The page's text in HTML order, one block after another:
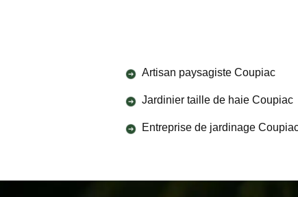
Artisan paysagiste Coupiac
Jardinier taille de haie Coupiac
Entreprise de jardinage